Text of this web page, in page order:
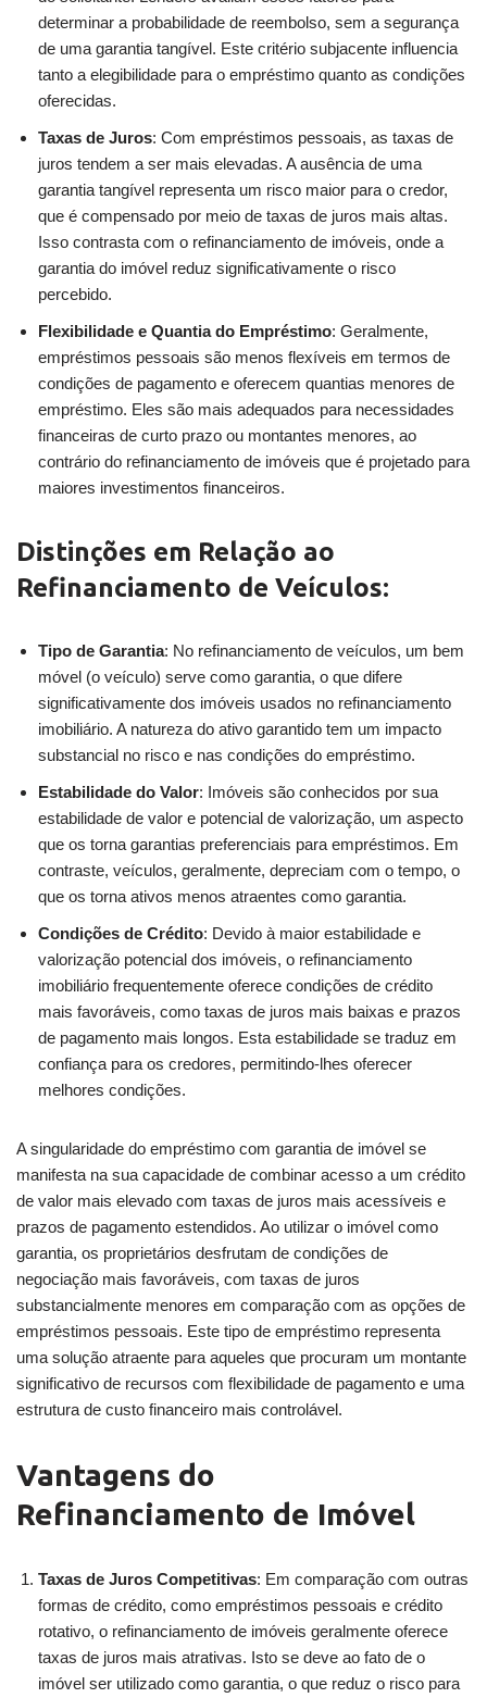
determinar a probabilidade de reembolso, sem a segurança
de uma garantia tangível. Este critério subjacente influencia
tanto a elegibilidade para o empréstimo quanto as condições
oferecidas.
Taxas de Juros: Com empréstimos pessoais, as taxas de
juros tendem a ser mais elevadas. A ausência de uma
garantia tangível representa um risco maior para o credor,
que é compensado por meio de taxas de juros mais altas.
Isso contrasta com o refinanciamento de imóveis, onde a
garantia do imóvel reduz significativamente o risco
percebido.
Flexibilidade e Quantia do Empréstimo: Geralmente,
empréstimos pessoais são menos flexíveis em termos de
condições de pagamento e oferecem quantias menores de
empréstimo. Eles são mais adequados para necessidades
financeiras de curto prazo ou montantes menores, ao
contrário do refinanciamento de imóveis que é projetado para
maiores investimentos financeiros.
Distinções em Relação ao
Refinanciamento de Veículos:
Tipo de Garantia: No refinanciamento de veículos, um bem
móvel (o veículo) serve como garantia, o que difere
significativamente dos imóveis usados no refinanciamento
imobiliário. A natureza do ativo garantido tem um impacto
substancial no risco e nas condições do empréstimo.
Estabilidade do Valor: Imóveis são conhecidos por sua
estabilidade de valor e potencial de valorização, um aspecto
que os torna garantias preferenciais para empréstimos. Em
contraste, veículos, geralmente, depreciam com o tempo, o
que os torna ativos menos atraentes como garantia.
Condições de Crédito: Devido à maior estabilidade e
valorização potencial dos imóveis, o refinanciamento
imobiliário frequentemente oferece condições de crédito
mais favoráveis, como taxas de juros mais baixas e prazos
de pagamento mais longos. Esta estabilidade se traduz em
confiança para os credores, permitindo-lhes oferecer
melhores condições.
A singularidade do empréstimo com garantia de imóvel se
manifesta na sua capacidade de combinar acesso a um crédito
de valor mais elevado com taxas de juros mais acessíveis e
prazos de pagamento estendidos. Ao utilizar o imóvel como
garantia, os proprietários desfrutam de condições de
negociação mais favoráveis, com taxas de juros
substancialmente menores em comparação com as opções de
empréstimos pessoais. Este tipo de empréstimo representa
uma solução atraente para aqueles que procuram um montante
significativo de recursos com flexibilidade de pagamento e uma
estrutura de custo financeiro mais controlável.
Vantagens do
Refinanciamento de Imóvel
Taxas de Juros Competitivas: Em comparação com outras
formas de crédito, como empréstimos pessoais e crédito
rotativo, o refinanciamento de imóveis geralmente oferece
taxas de juros mais atrativas. Isto se deve ao fato de o
imóvel ser utilizado como garantia, o que reduz o risco para